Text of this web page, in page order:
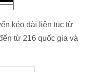
kéo dài liên tục từ
từ 216 quốc gia và